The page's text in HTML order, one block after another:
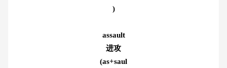
)
assault
进攻
(as+saul